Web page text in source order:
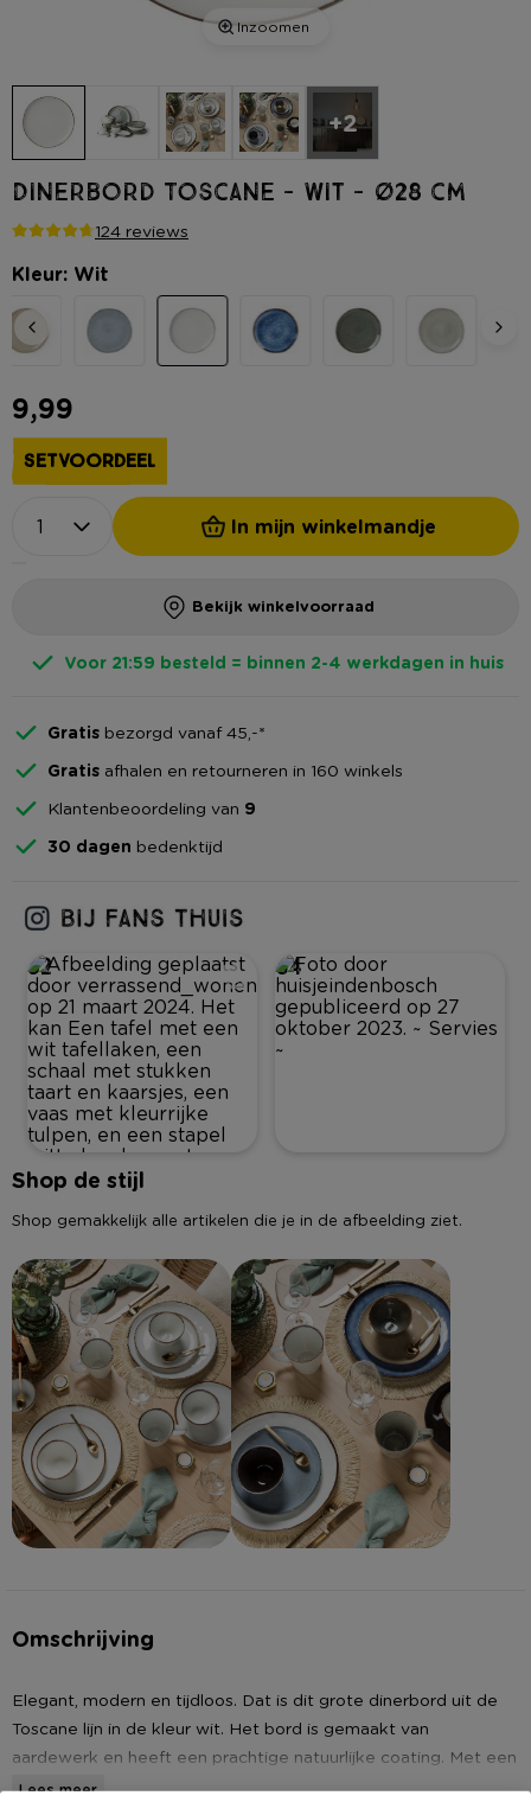
Inzoomen
+2
Dinerbord Toscane - wit - ø28 cm
124 reviews
Kleur: Wit
9,99
SETVOORDEEL
In mijn winkelmandje
Bekijk winkelvoorraad
Voor 21:59 besteld = binnen 2-4 werkdagen in huis
Gratis bezorgd vanaf 45,-*
Gratis afhalen en retourneren in 160 winkels
Klantenbeoordeling van 9
30 dagen bedenktijd
52 64
Shop de stijl
Shop gemakkelijk alle artikelen die je in de afbeelding ziet.
Omschrijving
Elegant, modern en tijdloos. Dat is dit grote dinerbord uit de
Toscane lijn in de kleur wit. Het bord is gemaakt van
aardewerk en heeft een prachtige natuurlijke coating. Met een
diameter van 28 cm biedt het dinerbord voldoende ruimte
Lees meer